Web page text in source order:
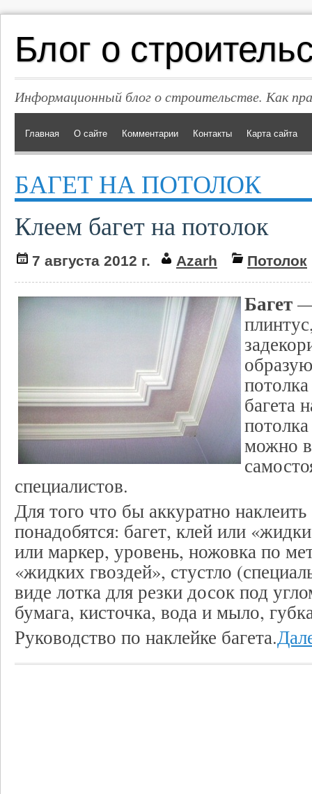
Блог о
Информационный блог о строительстве. Как
Главная О сайте Комментарии Контакты Карта сайта
БАГЕТ НА ПОТОЛОК
Клеем багет на потолок
7 августа 2012 г. Azarh Потолок
Багет
багета
можно
специалистов.
Для того что бы аккуратно
понадобятся: багет, клей или
или маркер, уровень, ножовка по
«жидких гвоздей», стустло
виде лотка для резки досок под
бумага, кисточка, вода и мыло,
Руководство по наклейке багета.